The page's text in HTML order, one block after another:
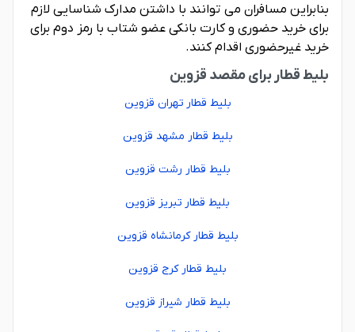
بنابراین مسافران می توانند با داشتن مدارک شناسایی لازم
برای خرید حضوری و کارت بانکی عضو شتاب با رمز دوم برای
خرید غیرحضوری اقدام کنند.
بلیط قطار برای مقصد قزوین
بلیط قطار تهران قزوین
بلیط قطار مشهد قزوین
بلیط قطار رشت قزوین
بلیط قطار تبریز قزوین
بلیط قطار کرمانشاه قزوین
بلیط قطار کرج قزوین
بلیط قطار شیراز قزوین